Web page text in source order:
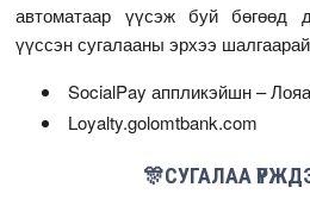
автоматаар үүсэж буй бөгөөд
үүссэн сугалааны эрхээ
SocialPay аппликэйшн –
Loyalty.golomtbank.com
🎊СУГАЛАА